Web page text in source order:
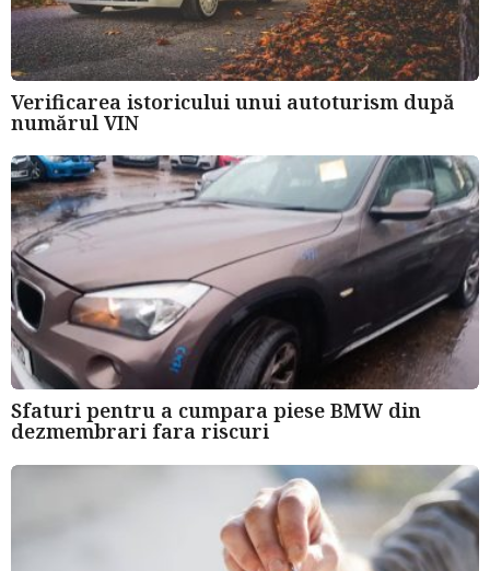
Verificarea istoricului unui autoturism după
numărul VIN
Sfaturi pentru a cumpara piese BMW din
dezmembrari fara riscuri